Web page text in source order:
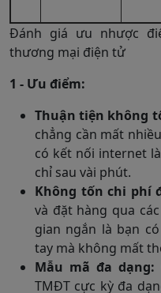
Đánh giá ưu nhược
thương mại điện tử
1 - Ưu điểm:
Thuận tiện không
chẳng cần mất
có kết nối internet
chỉ sau vài phút.
Không tốn chi phí
và đặt hàng qua
gian ngắn là bạn
tay mà không mất
Mẫu mã đa dạng:
TMĐT cực kỳ đa